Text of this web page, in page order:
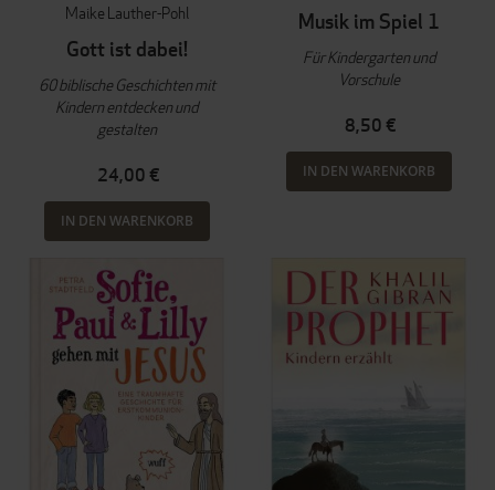
Maike Lauther-Pohl
Gott ist dabei!
60 biblische Geschichten mit
Kindern entdecken und
gestalten
24,00 €
IN DEN WARENKORB
Musik im Spiel 1
Für Kindergarten und
Vorschule
8,50 €
IN DEN WARENKORB